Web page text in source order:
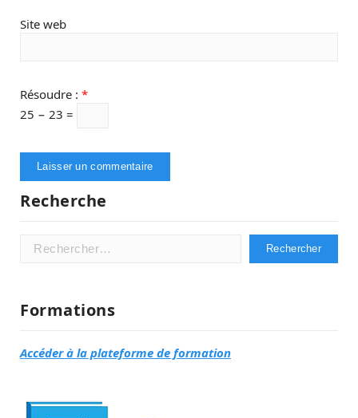
Site web
Résoudre : *
25 − 23 =
Recherche
Rechercher :
Formations
Accéder à la plateforme de formation